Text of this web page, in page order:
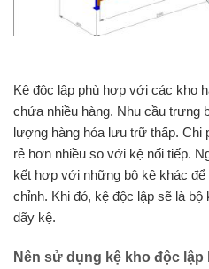
Kệ độc lập phù hợp với các kho
chứa nhiều hàng. Nhu cầu trưng
lượng hàng hóa lưu trữ thấp. Chi
rẻ hơn nhiều so với kệ nối tiếp.
kết hợp với những bộ kệ khác
chỉnh. Khi đó, kệ độc lập sẽ là
dãy kệ.
Nên sử dụng kệ kho độc lập